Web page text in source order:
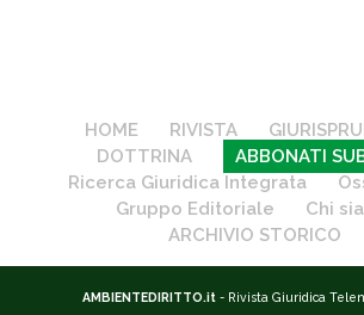
HOME RIVISTA
DOTTRINA
ABBONATI
Ricerca Giuridica Integrata
Gruppo Editoriale
Chi
ARCHIVIO STORICO
AMBIENTEDIRITTO.it - Rivista Giuridica